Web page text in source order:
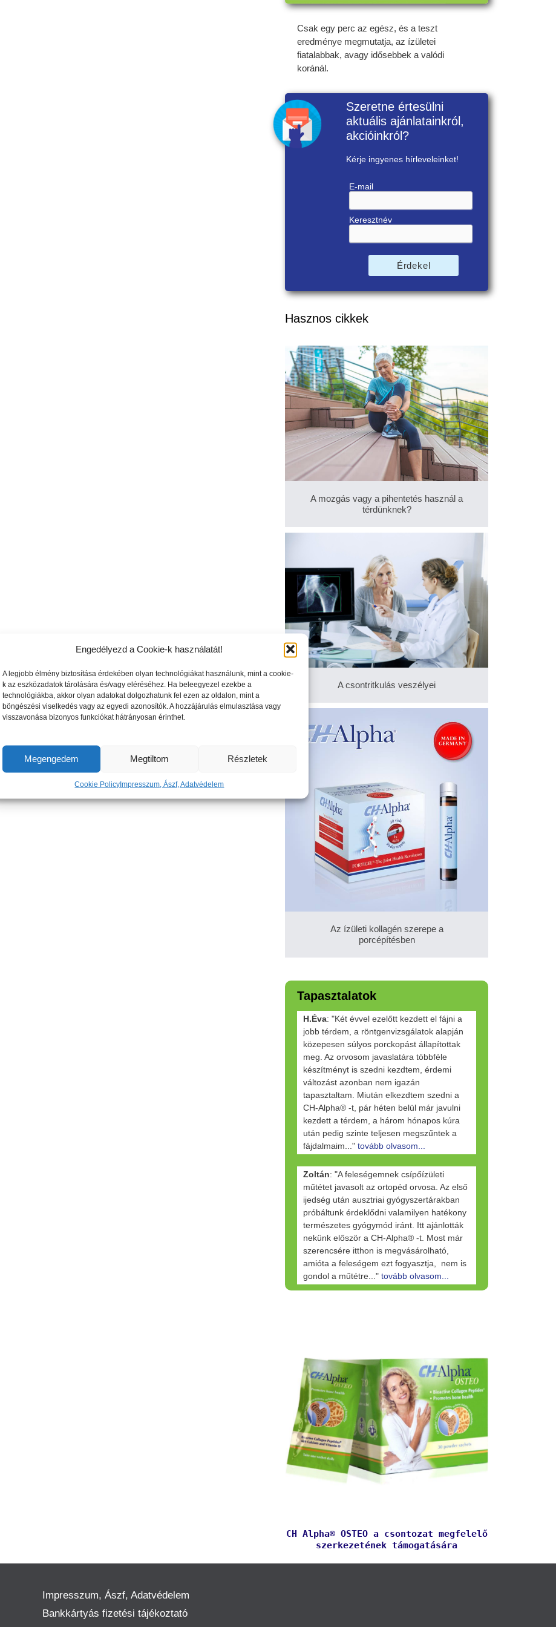
Engedélyezd a Cookie-k használatát!
A legjobb élmény biztosítása érdekében olyan technológiákat használunk, mint a cookie-
k az eszközadatok tárolására és/vagy eléréséhez. Ha beleegyezel ezekbe a
technológiákba, akkor olyan adatokat dolgozhatunk fel ezen az oldalon, mint a
böngészési viselkedés vagy az egyedi azonosítók. A hozzájárulás elmulasztása vagy
visszavonása bizonyos funkciókat hátrányosan érinthet.
Megengedem Megtiltom Részletek
Cookie PolicyImpresszum, Ászf, Adatvédelem
Csak egy perc az egész, és a teszt
eredménye megmutatja, az ízületei
fiatalabbak, avagy idősebbek a valódi
koránál.
Szeretne értesülni
aktuális ajánlatainkról,
akcióinkról?
Kérje ingyenes hírleveleinket!
E-mail
Keresztnév
Érdekel
Hasznos cikkek
A mozgás vagy a pihentetés használ a
térdünknek?
A csontritkulás veszélyei
Az ízületi kollagén szerepe a
porcépítésben
Tapasztalatok
H.Éva: "Két évvel ezelőtt kezdett el fájni a
jobb térdem, a röntgenvizsgálatok alapján
közepesen súlyos porckopást állapítottak
meg. Az orvosom javaslatára többféle
készítményt is szedni kezdtem, érdemi
változást azonban nem igazán
tapasztaltam. Miután elkezdtem szedni a
CH-Alpha® -t, pár héten belül már javulni
kezdett a térdem, a három hónapos kúra
után pedig szinte teljesen megszűntek a
fájdalmaim..." tovább olvasom...
Zoltán: "A feleségemnek csípőízületi
műtétet javasolt az ortopéd orvosa. Az első
ijedség után ausztriai gyógyszertárakban
próbáltunk érdeklődni valamilyen hatékony
természetes gyógymód iránt. Itt ajánlották
nekünk először a CH-Alpha® -t. Most már
szerencsére itthon is megvásárolható,
amióta a feleségem ezt fogyasztja, nem is
gondol a műtétre..." tovább olvasom...
CH Alpha® OSTEO a csontozat megfelelő
szerkezetének támogatására
Impresszum, Ászf, Adatvédelem
Bankkártyás fizetési tájékoztató